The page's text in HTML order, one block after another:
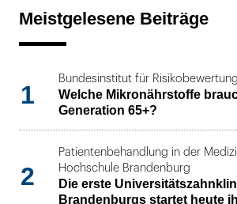
Meistgelesene Beiträge
1
Bundesinstitut für
Welche Mikronährstoffe
Generation 65+?
2
Patientenbehandlung in der
Hochschule Brandenburg
Die erste
Brandenburgs startet heute